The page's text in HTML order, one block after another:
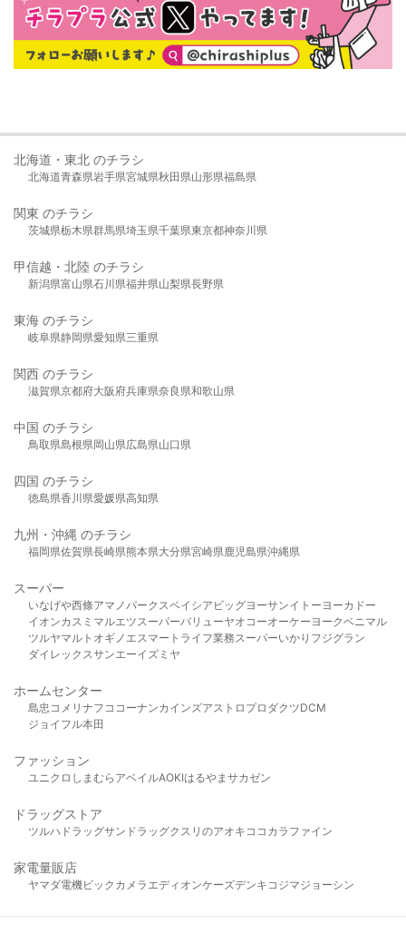
北海道・東北 のチラシ
北海道青森県岩手県宮城県秋田県山形県福島県
関東 のチラシ
茨城県栃木県群馬県埼玉県千葉県東京都神奈川県
甲信越・北陸 のチラシ
新潟県富山県石川県福井県山梨県長野県
東海 のチラシ
岐阜県静岡県愛知県三重県
関西 のチラシ
滋賀県京都府大阪府兵庫県奈良県和歌山県
中国 のチラシ
鳥取県島根県岡山県広島県山口県
四国 のチラシ
徳島県香川県愛媛県高知県
九州・沖縄 のチラシ
福岡県佐賀県長崎県熊本県大分県宮崎県鹿児島県沖縄県
スーパー
いなげや西條アマノパークスベイシア ビッグヨーサンイトーヨーカドー
イオンカスミ マルエツスーパーバリューヤオコーオーケー ヨークベニマル
ツルヤマルト オギノ エスマート ライフ業務スーパーいかり フジグラン
ダイレックスサンエーイズミヤ
ホームセンター
島忠 コメリ ナフコ コーナンカインズアストロプロダクツDCM
ジョイフル本田
ファッション
ユニクロ しまむら アベイルAOKIはるやま サカゼン
ドラッグストア
ツルハドラッグサンドラッグクスリのアオキ ココカラファイン
家電量販店
ヤマダ電機ビックカメラ エディオンケーズデンキ コジマジョーシン